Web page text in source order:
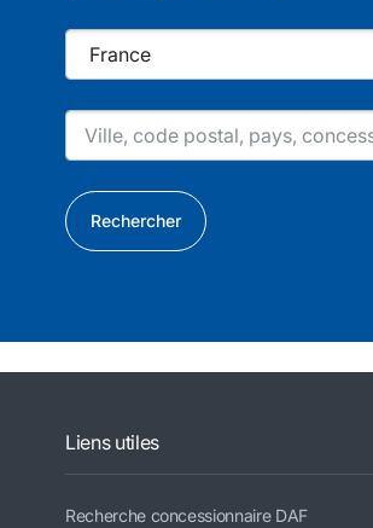
Rechercher
Liens utiles
Recherche concessionnaire DAF